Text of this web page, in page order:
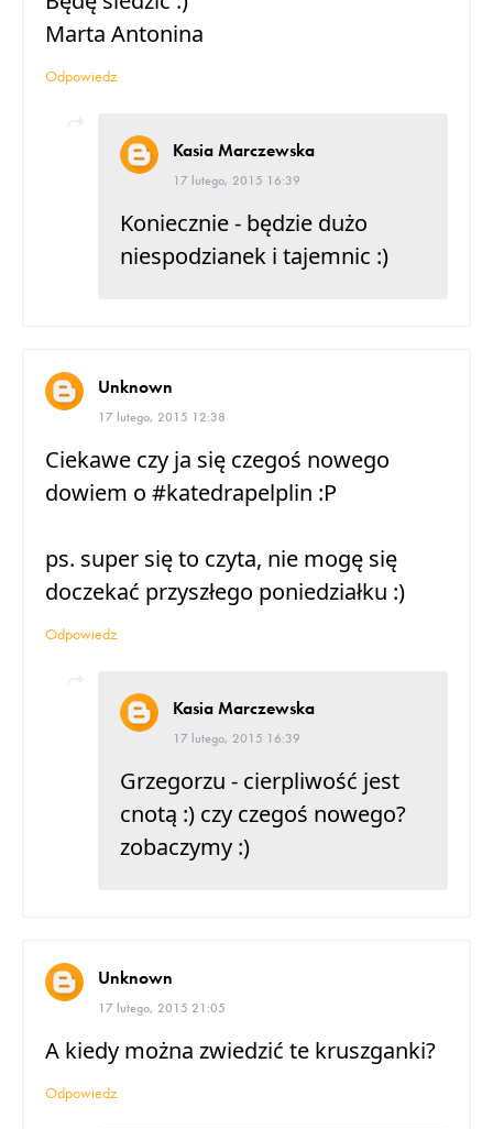
Marta Antonina
Odpowiedz
Kasia Marczewska
17 lutego, 2015 16:39
Koniecznie - będzie dużo
niespodzianek i tajemnic :)
Unknown
17 lutego, 2015 12:38
Ciekawe czy ja się czegoś nowego
dowiem o #katedrapelplin :P
ps. super się to czyta, nie mogę się
doczekać przyszłego poniedziałku :)
Odpowiedz
Kasia Marczewska
17 lutego, 2015 16:39
Grzegorzu - cierpliwość jest
cnotą :) czy czegoś nowego?
zobaczymy :)
Unknown
17 lutego, 2015 21:05
A kiedy można zwiedzić te kruszganki?
Odpowiedz